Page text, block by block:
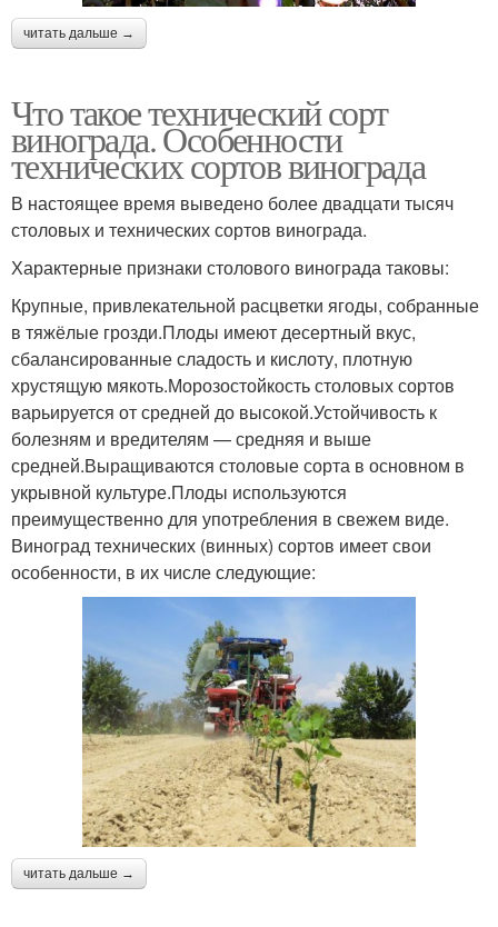
читать дальше →
Что такое технический сорт
винограда. Особенности
технических сортов винограда
В настоящее время выведено более двадцати тысяч
столовых и технических сортов винограда.
Характерные признаки столового винограда таковы:
Крупные, привлекательной расцветки ягоды, собранные
в тяжёлые грозди.Плоды имеют десертный вкус,
сбалансированные сладость и кислоту, плотную
хрустящую мякоть.Морозостойкость столовых сортов
варьируется от средней до высокой.Устойчивость к
болезням и вредителям — средняя и выше
средней.Выращиваются столовые сорта в основном в
укрывной культуре.Плоды используются
преимущественно для употребления в свежем виде.
Виноград технических (винных) сортов имеет свои
особенности, в их числе следующие:
читать дальше →